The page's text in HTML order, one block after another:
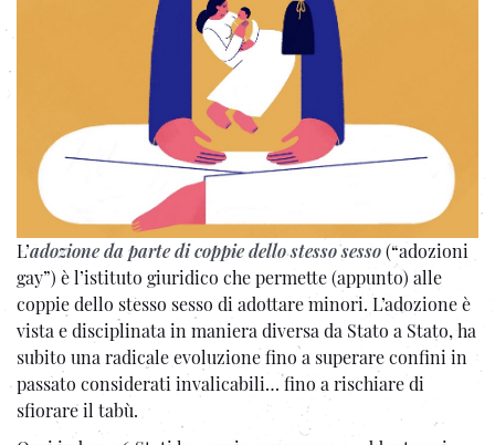
L’adozione da parte di coppie dello stesso sesso(“adozioni
gay”) è l’istituto giuridico che permette (appunto) alle
coppie dello stesso sesso di adottare minori. L’adozione è
vista e disciplinata in maniera diversa da Stato a Stato, ha
subito una radicale evoluzione fino a superare confini in
passato considerati invalicabili… fino a rischiare di
sfiorare il tabù.